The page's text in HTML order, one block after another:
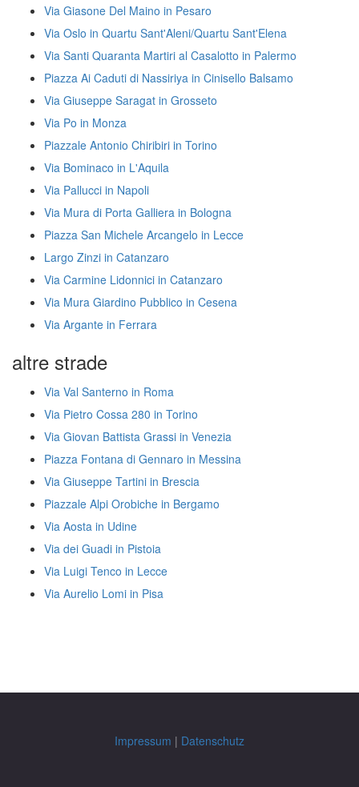
Via Giasone Del Maino in Pesaro
Via Oslo in Quartu Sant'Aleni/Quartu Sant'Elena
Via Santi Quaranta Martiri al Casalotto in Palermo
Piazza Ai Caduti di Nassiriya in Cinisello Balsamo
Via Giuseppe Saragat in Grosseto
Via Po in Monza
Piazzale Antonio Chiribiri in Torino
Via Bominaco in L'Aquila
Via Pallucci in Napoli
Via Mura di Porta Galliera in Bologna
Piazza San Michele Arcangelo in Lecce
Largo Zinzi in Catanzaro
Via Carmine Lidonnici in Catanzaro
Via Mura Giardino Pubblico in Cesena
Via Argante in Ferrara
altre strade
Via Val Santerno in Roma
Via Pietro Cossa 280 in Torino
Via Giovan Battista Grassi in Venezia
Piazza Fontana di Gennaro in Messina
Via Giuseppe Tartini in Brescia
Piazzale Alpi Orobiche in Bergamo
Via Aosta in Udine
Via dei Guadi in Pistoia
Via Luigi Tenco in Lecce
Via Aurelio Lomi in Pisa
Impressum | Datenschutz